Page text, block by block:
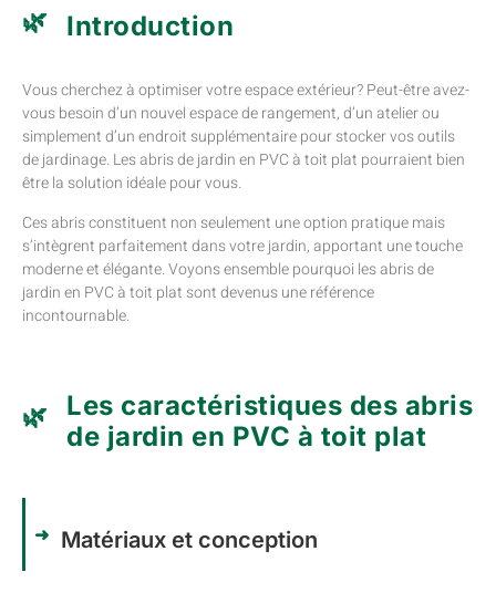
Introduction
Vous cherchez à optimiser votre espace extérieur? Peut-être avez-
vous besoin d’un nouvel espace de rangement, d’un atelier ou
simplement d’un endroit supplémentaire pour stocker vos outils
de jardinage. Les abris de jardin en PVC à toit plat pourraient bien
être la solution idéale pour vous.
Ces abris constituent non seulement une option pratique mais
s’intègrent parfaitement dans votre jardin, apportant une touche
moderne et élégante. Voyons ensemble pourquoi les abris de
jardin en PVC à toit plat sont devenus une référence
incontournable.
Les caractéristiques des abris
de jardin en PVC à toit plat
Matériaux et conception